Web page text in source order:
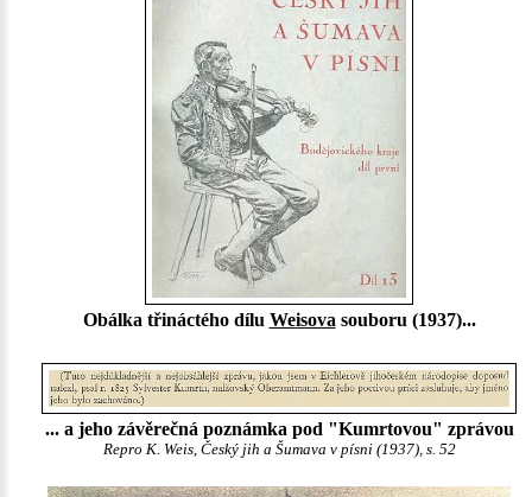
Obálka třináctého dílu Weisova souboru (1937)...
... a jeho závěrečná poznámka pod "Kumrtovou" zprávou
Repro K. Weis, Český jih a Šumava v písni (1937), s. 52